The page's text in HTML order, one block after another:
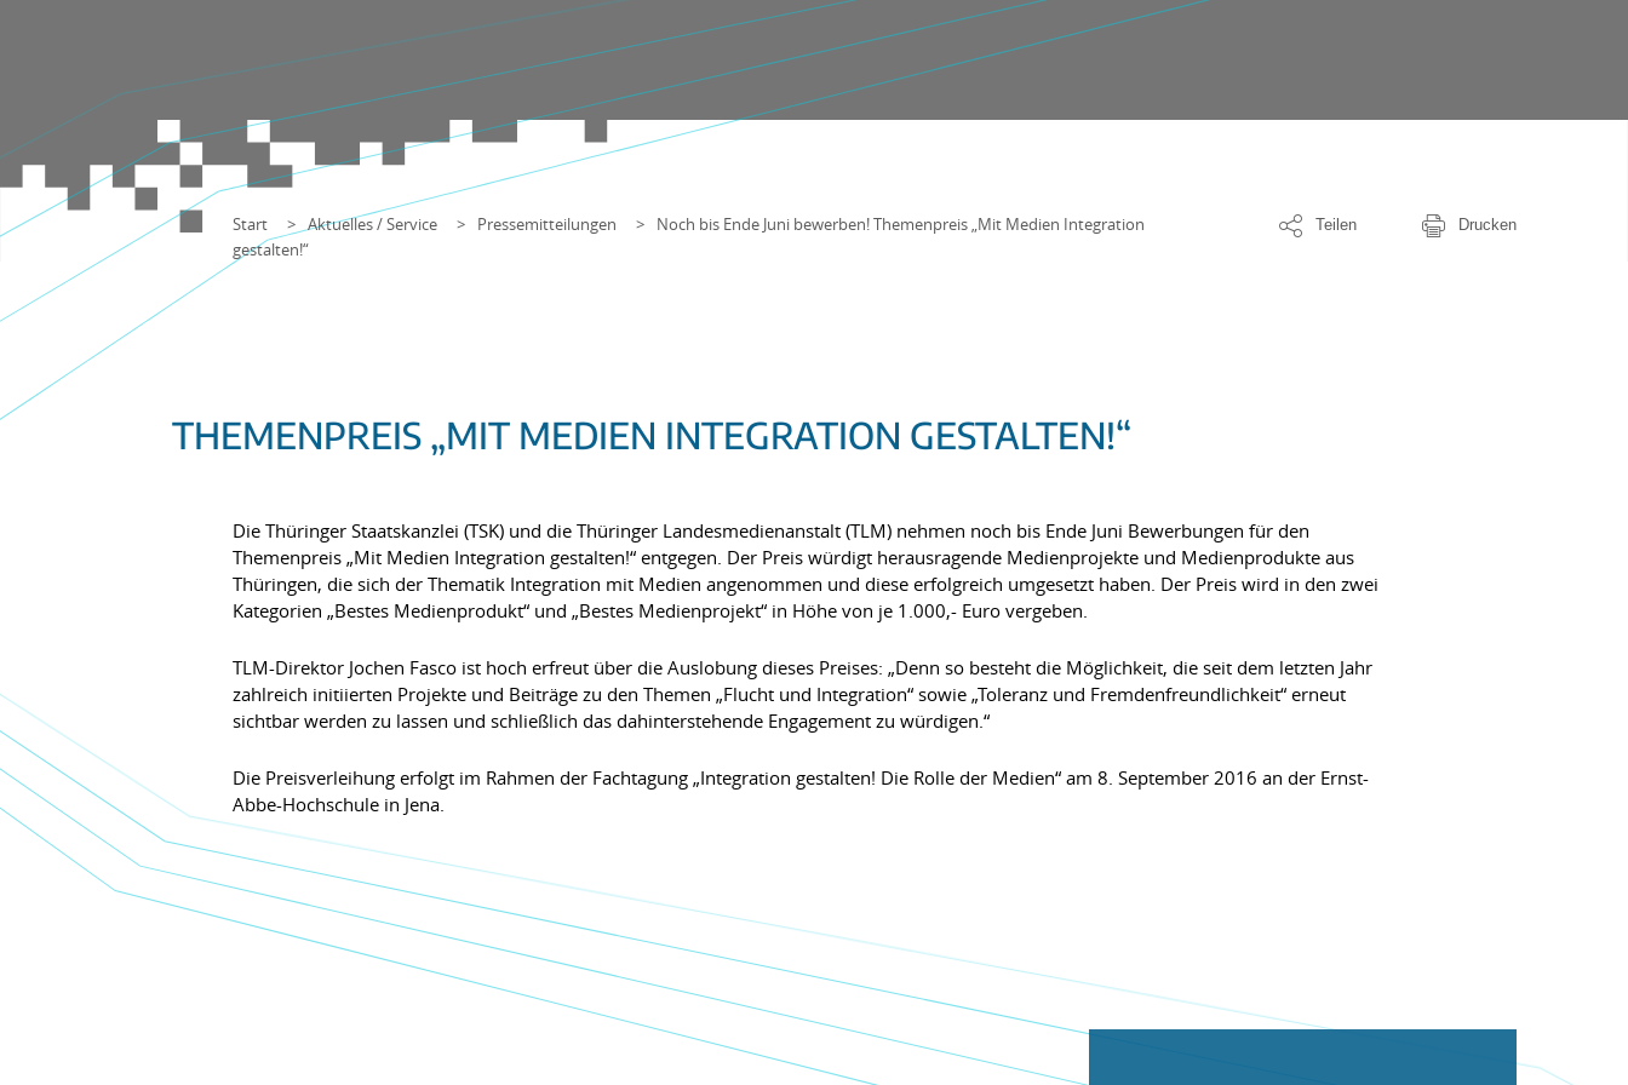
Start Aktuelles / Service Pressemitteilungen
Noch bis Ende Juni bewerben! Themenpreis „Mit Medien Integration
gestalten!“
Teilen Drucken
THEMENPREIS „MIT MEDIEN INTEGRATION GESTALTEN!“
Die Thüringer Staatskanzlei (TSK) und die Thüringer Landesmedienanstalt (TLM) nehmen noch bis Ende Juni Bewerbungen für den
Themenpreis „Mit Medien Integration gestalten!“ entgegen. Der Preis würdigt herausragende Medienprojekte und Medienprodukte aus
Thüringen, die sich der Thematik Integration mit Medien angenommen und diese erfolgreich umgesetzt haben. Der Preis wird in den zwei
Kategorien „Bestes Medienprodukt“ und „Bestes Medienprojekt“ in Höhe von je 1.000,- Euro vergeben.
TLM-Direktor Jochen Fasco ist hoch erfreut über die Auslobung dieses Preises: „Denn so besteht die Möglichkeit, die seit dem letzten Jahr
zahlreich initiierten Projekte und Beiträge zu den Themen „Flucht und Integration“ sowie „Toleranz und Fremdenfreundlichkeit“ erneut
sichtbar werden zu lassen und schließlich das dahinterstehende Engagement zu würdigen.“
Die Preisverleihung erfolgt im Rahmen der Fachtagung „Integration gestalten! Die Rolle der Medien“ am 8. September 2016 an der Ernst-
Abbe-Hochschule in Jena.